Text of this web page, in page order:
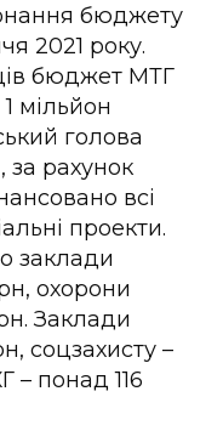
бюджету
2021 року.
бюджет МТГ
мільйон
голова
за рахунок
всі
проекти.
заклади
охорони
Заклади
соцзахисту –
понад 116